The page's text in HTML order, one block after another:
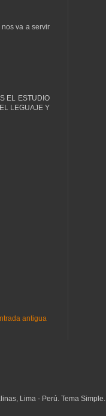
va a servir
EL ESTUDIO
LEGUAJE Y
antigua
Lima - Perú. Tema